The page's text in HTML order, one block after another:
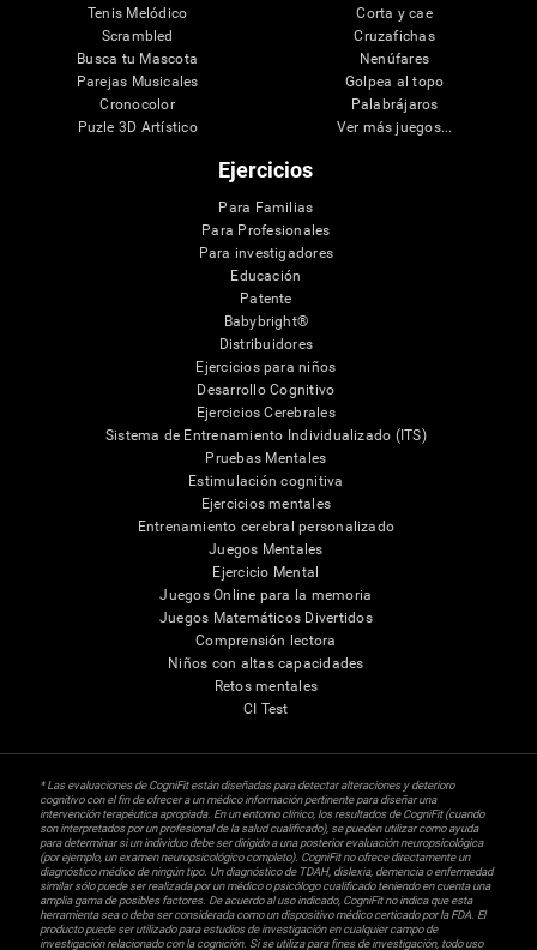
Tenis Melódico
Scrambled
Busca tu Mascota
Parejas Musicales
Cronocolor
Puzle 3D Artístico
Corta y cae
Cruzafichas
Nenúfares
Golpea al topo
Palabrájaros
Ver más juegos...
Ejercicios
Para Familias
Para Profesionales
Para investigadores
Educación
Patente
Babybright®
Distribuidores
Ejercicios para niños
Desarrollo Cognitivo
Ejercicios Cerebrales
Sistema de Entrenamiento Individualizado (ITS)
Pruebas Mentales
Estimulación cognitiva
Ejercicios mentales
Entrenamiento cerebral personalizado
Juegos Mentales
Ejercicio Mental
Juegos Online para la memoria
Juegos Matemáticos Divertidos
Comprensión lectora
Niños con altas capacidades
Retos mentales
CI Test
* Las evaluaciones de CogniFit están diseñadas para detectar alteraciones y deterioro
cognitivo con el fin de ofrecer a un médico información pertinente para diseñar una
intervención terapéutica apropiada. En un entorno clínico, los resultados de CogniFit (cuando
son interpretados por un profesional de la salud cualificado), se pueden utilizar como ayuda
para determinar si un individuo debe ser dirigido a una posterior evaluación neuropsicológica
(por ejemplo, un examen neuropsicológico completo). CogniFit no ofrece directamente un
diagnóstico médico de ningún tipo. Un diagnóstico de TDAH, dislexia, demencia o enfermedad
similar sólo puede ser realizada por un médico o psicólogo cualificado teniendo en cuenta una
amplia gama de posibles factores. De acuerdo al uso indicado, CogniFit no indica que esta
herramienta sea o deba ser considerada como un dispositivo médico certicado por la FDA. El
producto puede ser utilizado para estudios de investigación en cualquier campo de
investigación relacionado con la cognición. Si se utiliza para fines de investigación, todo uso